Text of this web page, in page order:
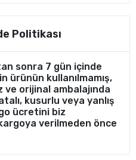
Politikası
sonra 7 gün içinde
ürünün kullanılmamış,
orijinal ambalajında
kusurlu veya yanlış
ücretini biz
verilmeden önce